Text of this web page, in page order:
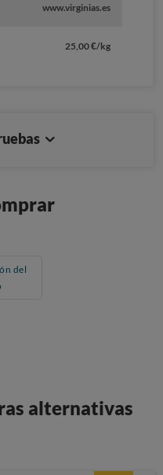
www.virginias.es
25,00 €/kg
del
alternativas